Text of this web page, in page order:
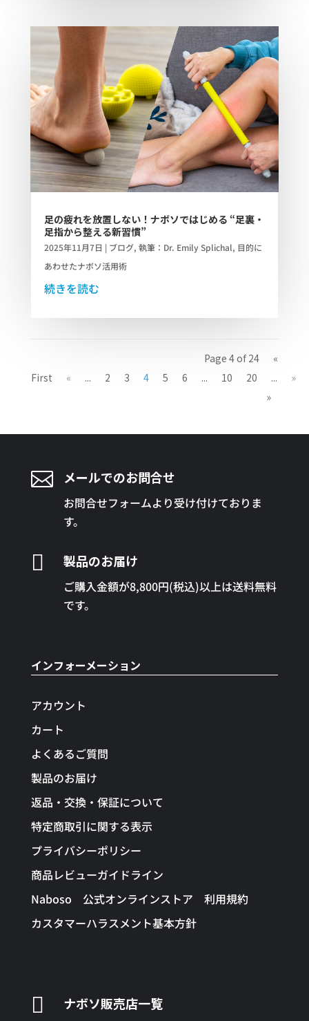
足の疲れを放置しない！ナボソではじめる “足裏・
足指から整える新習慣”
2025年11月7日 | ブログ, 執筆：Dr. Emily Splichal, 目的に
あわせたナボソ活用術
続きを読む
Page 4 of 24
«
First
« ... 2 3 4 5 6 ... 10 20 ...
»
»
 メールでのお問合せ
お問合せフォームより受け付けておりま
す。
 製品のお届け
ご購入金額が8,800円(税込)以上は送料無料
です。
インフォーメーション
アカウント
カート
よくあるご質問
製品のお届け
返品・交換・保証について
特定商取引に関する表示
プライバシーポリシー
商品レビューガイドライン
Naboso 公式オンラインストア 利用規約
カスタマーハラスメント基本方針
 ナボソ販売店一覧